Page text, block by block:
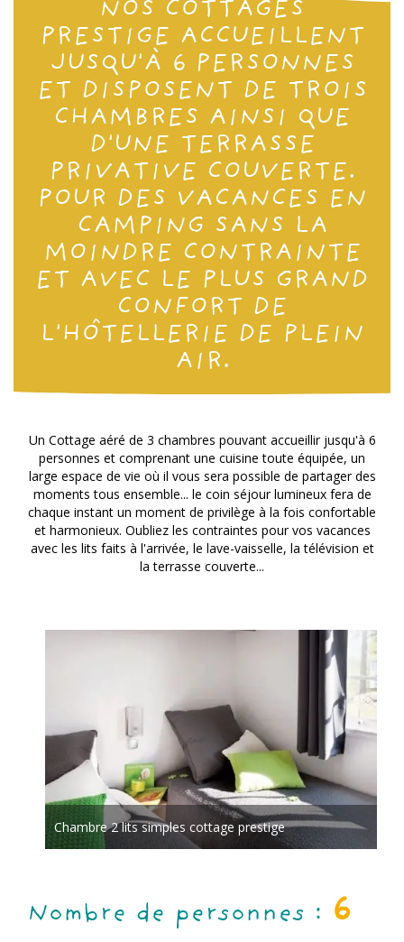
NOS COTTAGES
PRESTIGE ACCUEILLENT
JUSQU'À 6 PERSONNES
ET DISPOSENT DE TROIS
CHAMBRES AINSI QUE
D'UNE TERRASSE
PRIVATIVE COUVERTE.
POUR DES VACANCES EN
CAMPING SANS LA
MOINDRE CONTRAINTE
ET AVEC LE PLUS GRAND
CONFORT DE
L'HÔTELLERIE DE PLEIN
AIR.
Un Cottage aéré de 3 chambres pouvant accueillir jusqu'à 6
personnes et comprenant une cuisine toute équipée, un
large espace de vie où il vous sera possible de partager des
moments tous ensemble... le coin séjour lumineux fera de
chaque instant un moment de privilège à la fois confortable
et harmonieux. Oubliez les contraintes pour vos vacances
avec les lits faits à l'arrivée, le lave-vaisselle, la télévision et
la terrasse couverte...
Chambre 2 lits simples cottage prestige
Nombre de personnes : 6